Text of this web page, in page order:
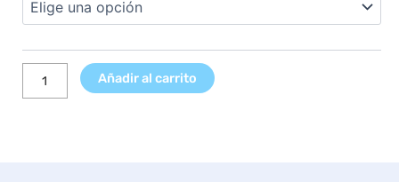
7,99 €
hasta
9,99 €
Nube
y
Globos
Añadir al carrito